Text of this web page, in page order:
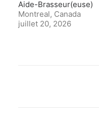
Aide-Brasseur(euse)
Montreal, Canada
juillet 20, 2026